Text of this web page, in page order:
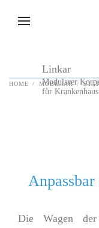
Zum Hauptinhalt
Linkar
Modularer
für
HOME MOBILIAR
Die Wagen